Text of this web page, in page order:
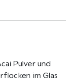
Pulver und
im Glas